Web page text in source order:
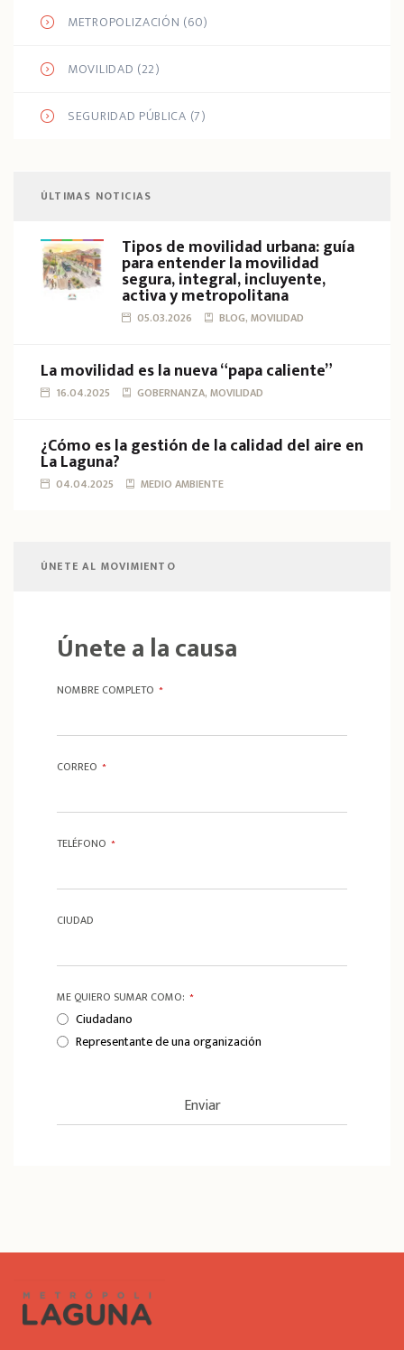
METROPOLIZACIÓN (60)
MOVILIDAD (22)
SEGURIDAD PÚBLICA (7)
ÚLTIMAS NOTICIAS
Tipos de movilidad urbana: guía
para entender la movilidad
segura, integral, incluyente,
activa y metropolitana
05.03.2026 BLOG, MOVILIDAD
La movilidad es la nueva “papa caliente”
16.04.2025 GOBERNANZA, MOVILIDAD
¿Cómo es la gestión de la calidad del aire en
La Laguna?
04.04.2025 MEDIO AMBIENTE
ÚNETE AL MOVIMIENTO
Únete a la causa
NOMBRE COMPLETO *
CORREO *
TELÉFONO *
CIUDAD
ME QUIERO SUMAR COMO: *
Ciudadano
Representante de una organización
Enviar
d
s